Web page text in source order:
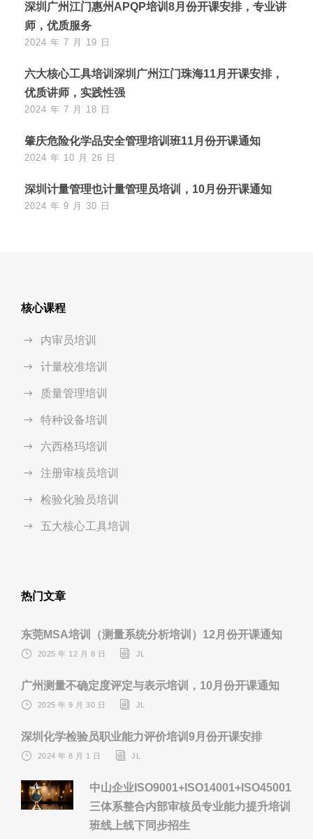
深圳广州江门惠州APQP培训8月份开课安排，专业讲
师，优质服务
2024 年 7 月 19 日
六大核心工具培训深圳广州江门珠海11月开课安排，
优质讲师，实践性强
2024 年 7 月 18 日
肇庆危险化学品安全管理培训班11月份开课通知
2024 年 10 月 26 日
深圳计量管理也计量管理员培训，10月份开课通知
2024 年 9 月 30 日
核心课程
内审员培训
计量校准培训
质量管理培训
特种设备培训
六西格玛培训
注册审核员培训
检验化验员培训
五大核心工具培训
热门文章
东莞MSA培训（测量系统分析培训）12月份开课通知
2025 年 12 月 8 日 JL
广州测量不确定度评定与表示培训，10月份开课通知
2025 年 9 月 30 日 JL
深圳化学检验员职业能力评价培训9月份开课安排
2024 年 8 月 1 日 JL
中山企业ISO9001+ISO14001+ISO45001
三体系整合内部审核员专业能力提升培训
班线上线下同步招生